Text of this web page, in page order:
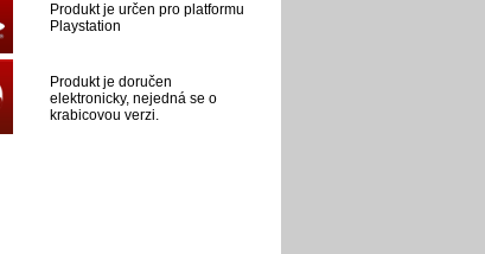
Produkt je určen pro platformu
Playstation
Produkt je doručen
elektronicky, nejedná se o
krabicovou verzi.